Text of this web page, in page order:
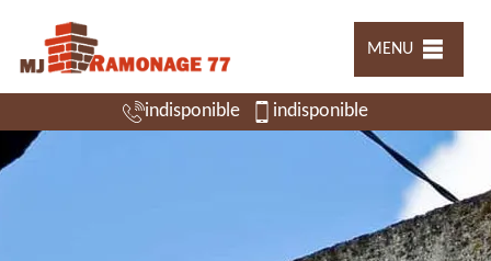
MENU
indisponible indisponible